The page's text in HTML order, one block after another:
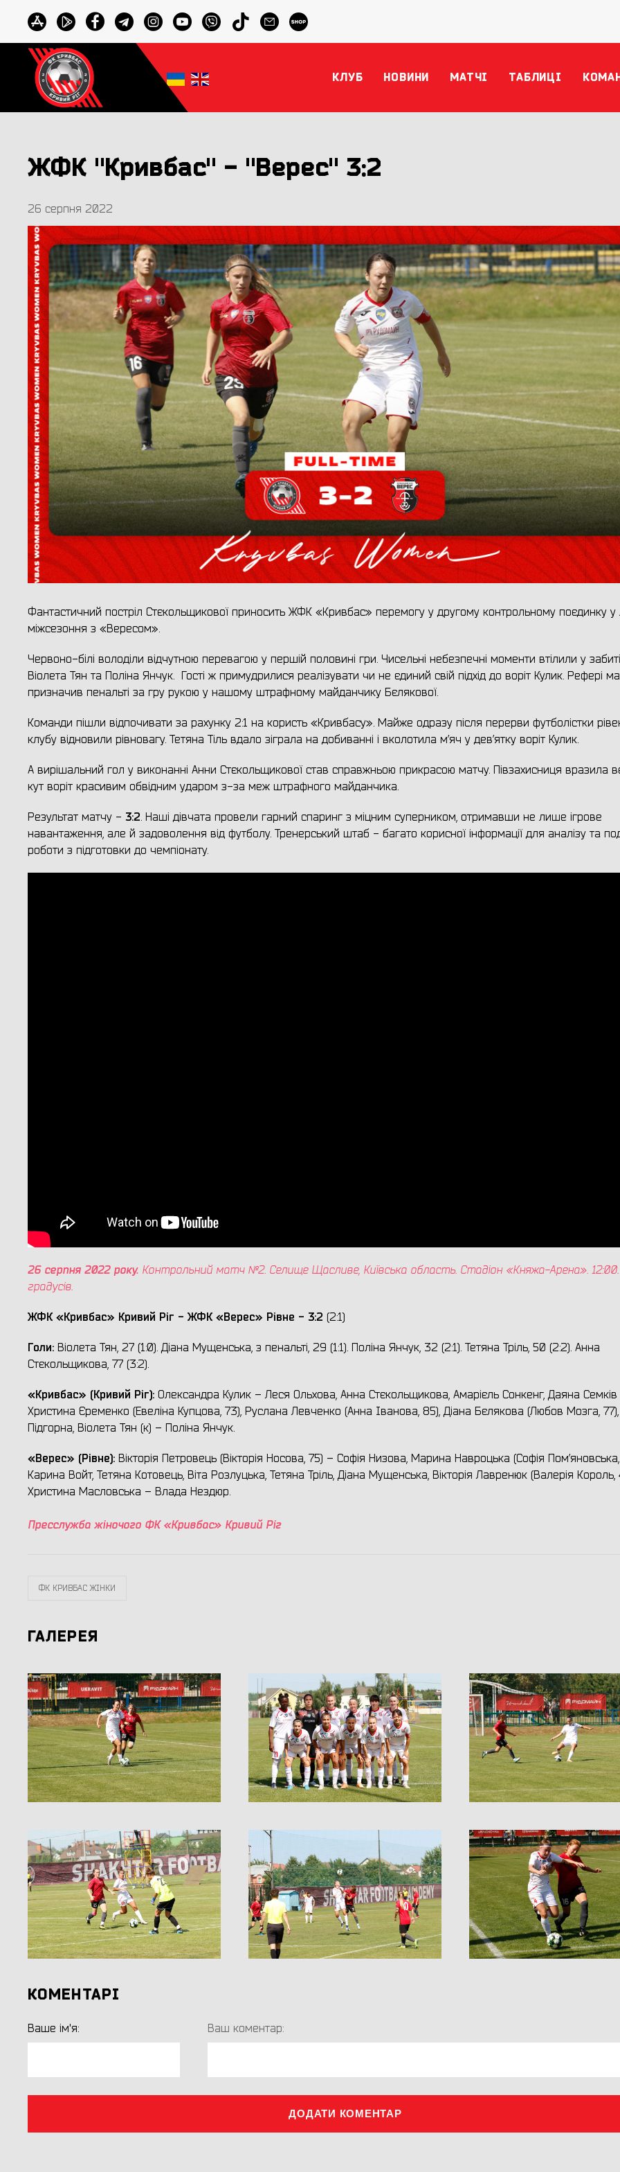
КЛУБ НОВИНИ МАТЧІ ТАБЛИЦІ
ЖФК "Кривбас" - "Верес" 3:2
26 серпня 2022
Фантастичний постріл Стєкольщикової приносить ЖФК «Кривбас» перемогу у другому контрольному поєдинку у
міжсезоння з «Вересом».
Червоно-білі володіли відчутною перевагою у першій половині гри. Чисельні небезпечні моменти втілили у забиті
Віолета Тян та Поліна Янчук. Гості ж примудрилися реалізувати чи не єдиний свій підхід до воріт Кулик. Рефері
призначив пенальті за гру рукою у нашому штрафному майданчику Бєлякової.
Команди пішли відпочивати за рахунку 2:1 на користь «Кривбасу». Майже одразу після перерви футболістки
клубу відновили рівновагу. Тетяна Тіль вдало зіграла на добиванні і вколотила м’яч у дев’ятку воріт Кулик.
А вирішальний гол у виконанні Анни Стєкольщикової став справжньою прикрасою матчу. Півзахисниця вразила
кут воріт красивим обвідним ударом з-за меж штрафного майданчика.
Результат матчу - 3:2. Наші дівчата провели гарний спаринг з міцним суперником, отримавши не лише ігрове
навантаження, але й задоволення від футболу. Тренерський штаб - багато корисної інформації для аналізу та
роботи з підготовки до чемпіонату.
26 серпня 2022 року. Контрольний матч №2. Селище Щасливе, Київська область. Стадіон «Княжа-Арена».
градусів.
ЖФК «Кривбас» Кривий Ріг - ЖФК «Верес» Рівне - 3:2 (2:1)
Голи: Віолета Тян, 27 (1:0). Діана Мущенська, з пенальті, 29 (1:1). Поліна Янчук, 32 (2:1). Тетяна Тріль, 50 (2:2). Анна
Стєкольщикова, 77 (3:2).
«Кривбас» (Кривий Ріг): Олександра Кулик – Леся Ольхова, Анна Стєкольщикова, Амарієль Сонкенг, Даяна
Христина Єременко (Евеліна Купцова, 73), Руслана Левченко (Анна Іванова, 85), Діана Бєлякова (Любов Мозга,
Підгорна, Віолета Тян (к) – Поліна Янчук.
«Верес» (Рівне): Вікторія Петровець (Вікторія Носова, 75) – Софія Низова, Марина Навроцька (Софія
Карина Войт, Тетяна Котовець, Віта Розлуцька, Тетяна Тріль, Діана Мущенська, Вікторія Лавренюк (Валерія Король,
Христина Масловська – Влада Нездюр.
Пресслужба жіночого ФК «Кривбас» Кривий Ріг
ФК КРИВБАС ЖІНКИ
ГАЛЕРЕЯ
КОМЕНТАРІ
Ваше ім'я: Ваш коментар:
ДОДАТИ КОМЕНТАР